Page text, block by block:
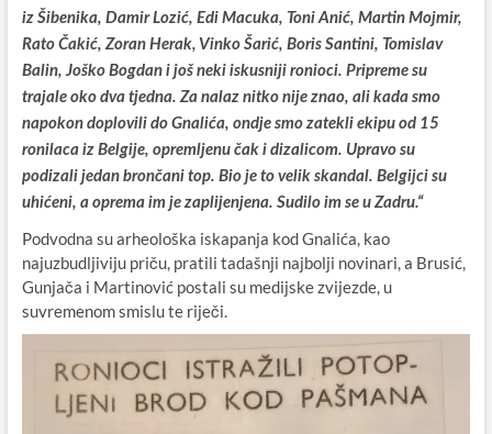
iz Šibenika, Damir Lozić, Edi Macuka, Toni Anić, Martin Mojmir,
Rato Čakić, Zoran Herak, Vinko Šarić, Boris Santini, Tomislav
Balin, Joško Bogdan i još neki iskusniji ronioci. Pripreme su
trajale oko dva tjedna. Za nalaz nitko nije znao, ali kada smo
napokon doplovili do Gnalića, ondje smo zatekli ekipu od 15
ronilaca iz Belgije, opremljenu čak i dizalicom. Upravo su
podizali jedan brončani top. Bio je to velik skandal. Belgijci su
uhićeni, a oprema im je zaplijenjena. Sudilo im se u Zadru.“
Podvodna su arheološka iskapanja kod Gnalića, kao
najuzbudljiviju priču, pratili tadašnji najbolji novinari, a Brusić,
Gunjača i Martinović postali su medijske zvijezde, u
suvremenom smislu te riječi.